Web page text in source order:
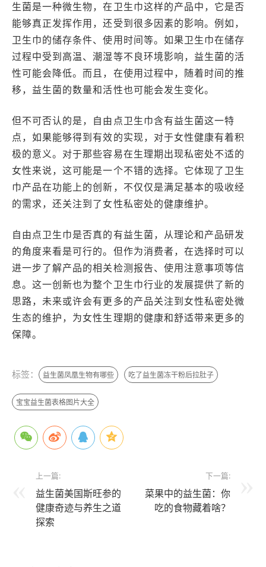
生菌是一种微生物，在卫生巾这样的产品中，它是否
能够真正发挥作用，还受到很多因素的影响。例如，
卫生巾的储存条件、使用时间等。如果卫生巾在储存
过程中受到高温、潮湿等不良环境影响，益生菌的活
性可能会降低。而且，在使用过程中，随着时间的推
移，益生菌的数量和活性也可能会发生变化。
但不可否认的是，自由点卫生巾含有益生菌这一特
点，如果能够得到有效的实现，对于女性健康有着积
极的意义。对于那些容易在生理期出现私密处不适的
女性来说，这可能是一个不错的选择。它体现了卫生
巾产品在功能上的创新，不仅仅是满足基本的吸收经
的需求，还关注到了女性私密处的健康维护。
自由点卫生巾是否真的有益生菌，从理论和产品研发
的角度来看是可行的。但作为消费者，在选择时可以
进一步了解产品的相关检测报告、使用注意事项等信
息。这一创新也为整个卫生巾行业的发展提供了新的
思路，未来或许会有更多的产品关注到女性私密处微
生态的维护，为女性生理期的健康和舒适带来更多的
保障。
标签： 益生菌凤凰生物有哪些 吃了益生菌冻干粉后拉肚子
宝宝益生菌表格图片大全
上一篇:
益生菌美国斯旺参的
健康奇迹与养生之道
探索
下一篇:
菜果中的益生菌：你
吃的食物藏着啥？